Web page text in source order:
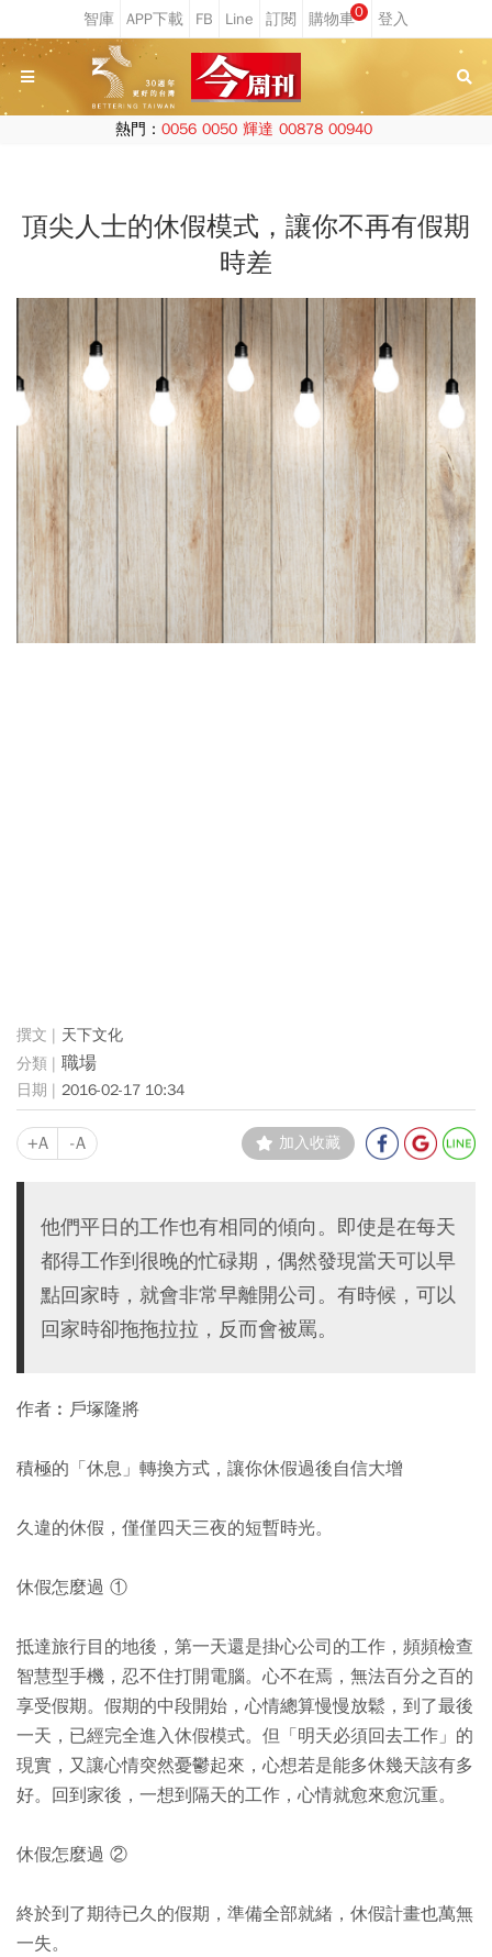
0
熱門： 0056 0050 輝達 00878 00940
頂尖人士的休假模式，讓你不再有假期
時差
天下文化
職場
2016-02-17 10:34
+A -A 加入收藏
他們平日的工作也有相同的傾向。即使是在每天
都得工作到很晚的忙碌期，偶然發現當天可以早
點回家時，就會非常早離開公司。有時候，可以
回家時卻拖拖拉拉，反而會被罵。
作者︰戶塚隆將
積極的「休息」轉換方式，讓你休假過後自信大增
久違的休假，僅僅四天三夜的短暫時光。
休假怎麼過 ①
抵達旅行目的地後，第一天還是掛心公司的工作，頻頻檢查
智慧型手機，忍不住打開電腦。心不在焉，無法百分之百的
享受假期。假期的中段開始，心情總算慢慢放鬆，到了最後
一天，已經完全進入休假模式。但「明天必須回去工作」的
現實，又讓心情突然憂鬱起來，心想若是能多休幾天該有多
好。回到家後，一想到隔天的工作，心情就愈來愈沉重。
休假怎麼過 ②
終於到了期待已久的假期，準備全部就緒，休假計畫也萬無
一失。